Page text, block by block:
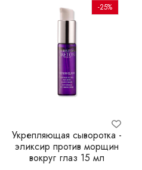
Укрепляющая сыворотка -
эликсир против морщин
вокруг глаз 15 мл
-25%